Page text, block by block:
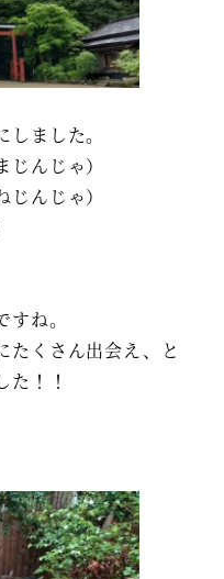
ました。
んじゃ）
んじゃ）
ね。
たくさん出会え、と
た！！